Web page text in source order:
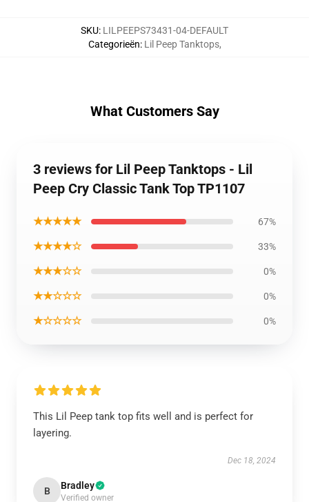
SKU: LILPEEPS73431-04-DEFAULT
Categorieën: Lil Peep Tanktops,
What Customers Say
3 reviews for Lil Peep Tanktops - Lil
Peep Cry Classic Tank Top TP1107
★★★★★ 67%
★★★★☆ 33%
★★★☆☆ 0%
★★☆☆☆ 0%
★☆☆☆☆ 0%
This Lil Peep tank top fits well and is perfect for
layering.
Dec 18, 2024
B Bradley
Verified owner